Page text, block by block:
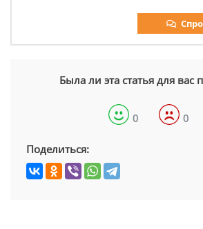
Была ли эта статья для вас
0 0
Поделиться: